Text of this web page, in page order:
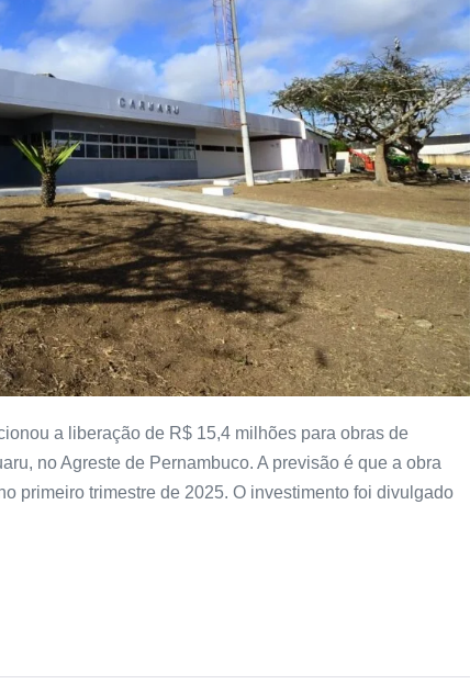
a liberação de R$ 15,4 milhões para obras de
no Agreste de Pernambuco. A previsão é que a obra
primeiro trimestre de 2025. O investimento foi divulgado